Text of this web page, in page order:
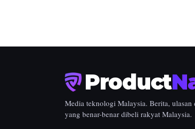
Product
Media teknologi Malaysia. Berita,
yang benar-benar dibeli rakyat Malaysia.